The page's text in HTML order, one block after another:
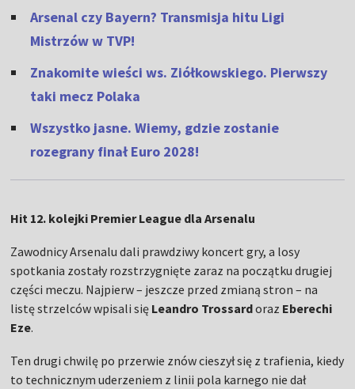
Arsenal czy Bayern? Transmisja hitu Ligi
Mistrzów w TVP!
Znakomite wieści ws. Ziółkowskiego. Pierwszy
taki mecz Polaka
Wszystko jasne. Wiemy, gdzie zostanie
rozegrany finał Euro 2028!
Hit 12. kolejki Premier League dla Arsenalu
Zawodnicy Arsenalu dali prawdziwy koncert gry, a losy
spotkania zostały rozstrzygnięte zaraz na początku drugiej
części meczu. Najpierw – jeszcze przed zmianą stron – na
listę strzelców wpisali się Leandro Trossardoraz Eberechi
Eze.
Ten drugi chwilę po przerwie znów cieszył się z trafienia, kiedy
to technicznym uderzeniem z linii pola karnego nie dał